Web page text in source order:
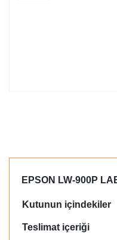
EPSON LW-900P
Kutunun içindekiler
Teslimat içeriği